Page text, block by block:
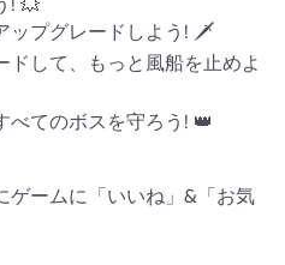
ップグレードしよう! 🗡️
ドして、もっと風船を止めよ
べてのボスを守ろう! 👑
ゲームに「いいね」&「お気